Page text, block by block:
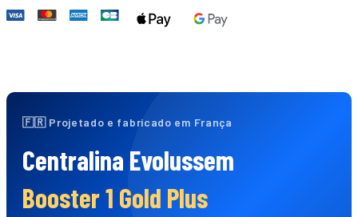
🇫🇷 Projetado e fabricado em França
Centralina Evolussem
Booster 1 Gold Plus